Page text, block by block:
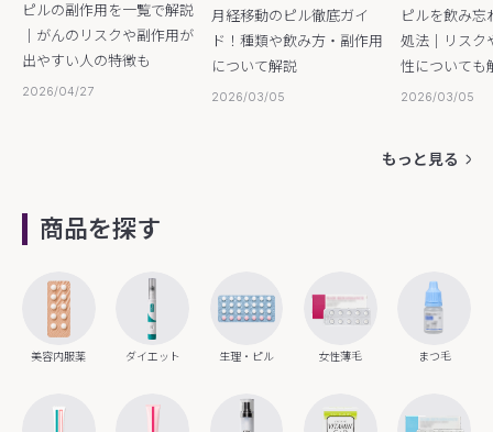
ピルの副作用を一覧で解説
｜がんのリスクや副作用が
出やすい人の特徴も
2026/04/27
月経移動のピル徹底ガイ
ド！種類や飲み方・副作用
について解説
2026/03/05
ピルを飲み忘
処法｜リスク
性についても
2026/03/05
もっと見る
商品を探す
美容内服薬 ダイエット 生理・ピル 女性薄毛 まつ毛